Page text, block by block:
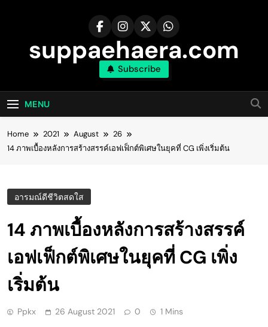
suppaehaera.com
Subscribe
MENU
Home 2021 August
26
14 ภาพเบื้องหลังการสร้างสรรค์เอฟเฟ็กต์พิเศษในยุคที่ CG เพิ่งเริ่มต้น
อารมณ์ดีชีวิตสดใส
14 ภาพเบื้องหลังการสร้างสรรค์
เอฟเฟ็กต์พิเศษในยุคที่ CG เพิ่ง
เริ่มต้น
Ppkx 26 August 2021 0 1 Mins